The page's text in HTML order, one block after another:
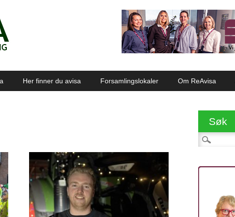
Her finner du avisa Forsamlingslokaler Om ReAvisa
Søk
Søk etter: